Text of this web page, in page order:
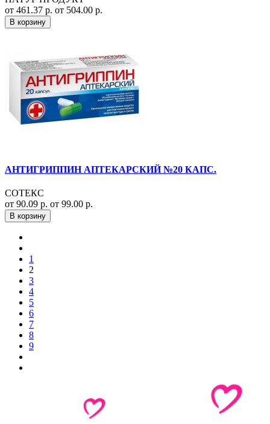
от 461.37 р. от 504.00 р.
В корзину
АНТИГРИППИН АПТЕКАРСКИЙ №20 КАПС.
СОТЕКС
от 90.09 р. от 99.00 р.
В корзину
1
2
3
4
5
6
7
8
9